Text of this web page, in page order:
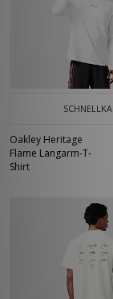
Oakley Heritage
Flame Langarm-T-
Shirt